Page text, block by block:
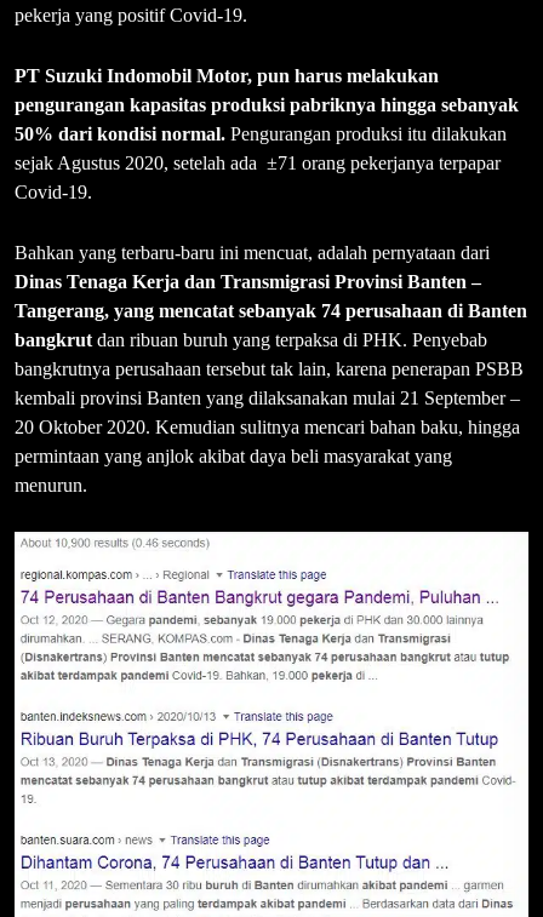
pekerja yang positif Covid-19.
PT Suzuki Indomobil Motor, pun harus melakukan
pengurangan kapasitas produksi pabriknya hingga sebanyak
50% dari kondisi normal. Pengurangan produksi itu dilakukan
sejak Agustus 2020, setelah ada ±71 orang pekerjanya terpapar
Covid-19.
Bahkan yang terbaru-baru ini mencuat, adalah pernyataan dari
Dinas Tenaga Kerja dan Transmigrasi Provinsi Banten –
Tangerang, yang mencatat sebanyak 74 perusahaan di Banten
bangkrut dan ribuan buruh yang terpaksa di PHK. Penyebab
bangkrutnya perusahaan tersebut tak lain, karena penerapan PSBB
kembali provinsi Banten yang dilaksanakan mulai 21 September –
20 Oktober 2020. Kemudian sulitnya mencari bahan baku, hingga
permintaan yang anjlok akibat daya beli masyarakat yang
menurun.